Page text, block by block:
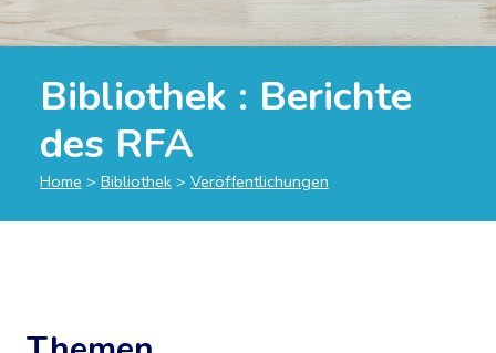
Bibliothek : Berichte
des RFA
Home > Bibliothek > Veröffentlichungen